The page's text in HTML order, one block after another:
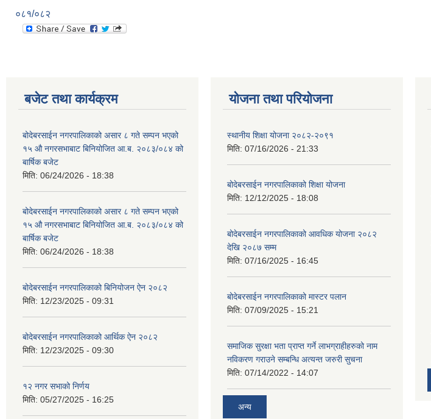
०८१/०८२
बजेट तथा कार्यक्रम
बोदेबरसाईन नगरपालिकाको असार ८ गते सम्पन भएको
१५ ‍‍‍औ नगरसभाबाट बिनियोजित आ.ब. २०८३/०८४ को
बार्षिक बजेट
मिति: 06/24/2026 - 18:38
बोदेबरसाईन नगरपालिकाको असार ८ गते सम्पन भएको
१५ ‍‍‍औ नगरसभाबाट बिनियोजित आ.ब. २०८३/०८४ को
बार्षिक बजेट
मिति: 06/24/2026 - 18:38
बोदेबरसाईन नगरपालिकाको बिनियोजन ऐन २०८२
मिति: 12/23/2025 - 09:31
बोदेबरसाईन नगरपालिकाको आर्थिक ऐन २०८२
मिति: 12/23/2025 - 09:30
१२ नगर सभाको निर्णय
मिति: 05/27/2025 - 16:25
योजना तथा परियोजना
स्थानीय शिक्षा योजना २०८२-२०९१
मिति: 07/16/2026 - 21:33
बोदेबरसाईन नगरपालिकाको शिक्षा योजना
मिति: 12/12/2025 - 18:08
बोदेबरसाईन नगरपालिकाको आवधिक योजना २०८२
देखि २०८७ सम्म
मिति: 07/16/2025 - 16:45
बोदेबरसाईन नगरपालिकाको मास्टर पलान
मिति: 07/09/2025 - 15:21
समाजिक सुरक्षा भता प्राप्त गर्ने लाभग्राहीहरुको नाम
नविकरण गराउने सम्बन्धि अत्यन्त जरुरी सुचना
मिति: 07/14/2022 - 14:07
अन्य